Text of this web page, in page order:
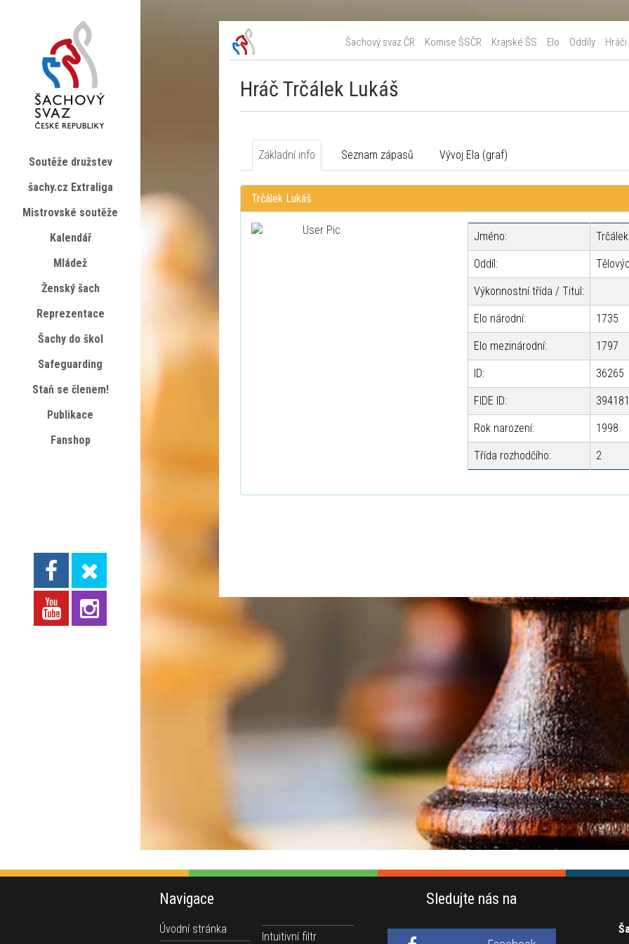
Šachový svaz ČR Komise ŠSČR Krajské ŠS Elo Oddíly Hráči
Hráč Trčálek Lukáš
Základní info Seznam zápasů Vývoj Ela (graf)
Trčálek Lukáš
Jméno:
Oddíl:
Výkonnostní třída / Titul:
Elo národní: 1735
Elo mezinárodní: 1797
ID: 36265
FIDE ID: 394181
Rok narození: 1998
Třída rozhodčího: 2
Soutěže družstev
šachy.cz Extraliga
Mistrovské soutěže
Kalendář
Mládež
Ženský šach
Reprezentace
Šachy do škol
Safeguarding
Staň se členem!
Publikace
Fanshop
Navigace
Úvodní stránka
Intuitivní filtr
Sledujte nás na